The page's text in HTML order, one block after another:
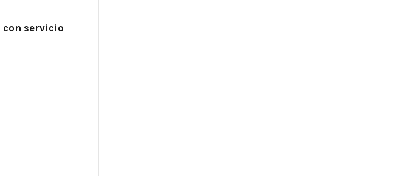
con servicio